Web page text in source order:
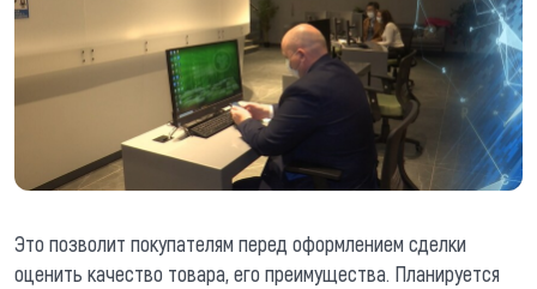
Это позволит покупателям перед оформлением сделки
оценить качество товара, его преимущества. Планируется